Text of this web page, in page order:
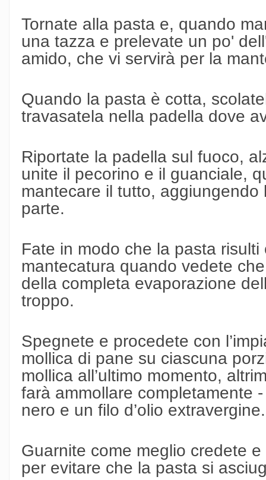
Tornate alla pasta e, quando
una tazza e prelevate un po'
amido, che vi servirà per la
Quando la pasta è cotta,
travasatela nella padella dove
Riportate la padella sul fuoco,
unite il pecorino e il guanciale,
mantecare il tutto,
parte.
Fate in modo che la pasta
mantecatura quando vedete
della completa evaporazione
troppo.
Spegnete e procedete con
mollica di pane su ciascuna
mollica all’ultimo momento,
farà ammollare completamente
nero e un filo d’olio extravergine.
Guarnite come meglio credete
per evitare che la pasta si